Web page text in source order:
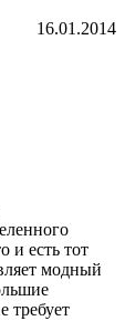
16.01.2014
и есть тот
модный
требует